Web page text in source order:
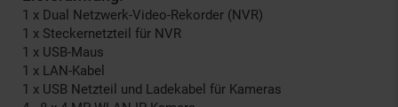
1 x Dual Netzwerk-Video-Rekorder (NVR)
1 x Steckernetzteil für NVR
1 x USB-Maus
1 x LAN-Kabel
1 x USB Netzteil und Ladekabel für Kameras